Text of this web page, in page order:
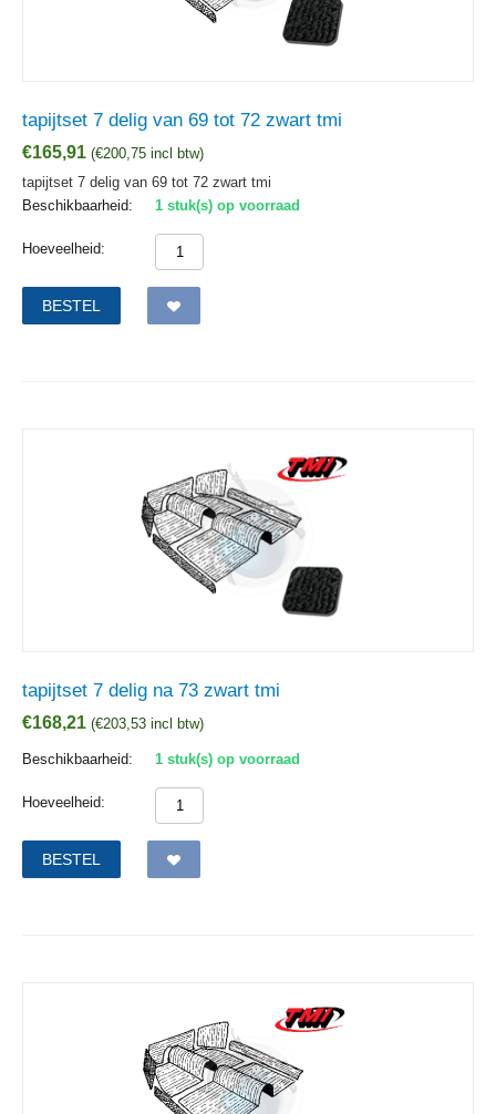
tapijtset 7 delig van 69 tot 72 zwart tmi
€165,91 (€200,75 incl btw)
tapijtset 7 delig van 69 tot 72 zwart tmi
Beschikbaarheid:
1 stuk(s) op voorraad
Hoeveelheid:
BESTEL
tapijtset 7 delig na 73 zwart tmi
€168,21 (€203,53 incl btw)
Beschikbaarheid: 1 stuk(s) op voorraad
Hoeveelheid:
BESTEL